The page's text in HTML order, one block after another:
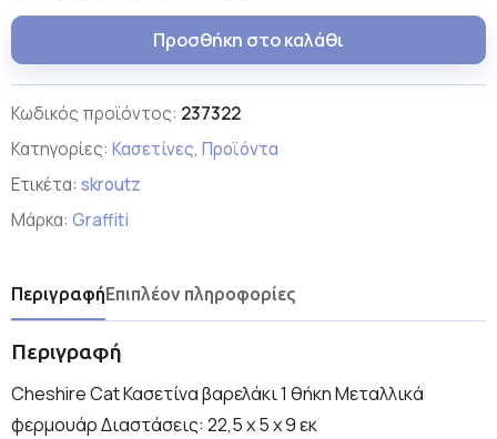
Προσθήκη στο καλάθι
Κωδικός προϊόντος: 237322
Κατηγορίες: Κασετίνες, Προϊόντα
Ετικέτα: skroutz
Μάρκα: Graffiti
ΠεριγραφήΕπιπλέον πληροφορίες
Περιγραφή
Cheshire Cat Κασετίνα βαρελάκι 1 θήκη Μεταλλικά
φερμουάρ Διαστάσεις: 22,5 x 5 x 9 εκ